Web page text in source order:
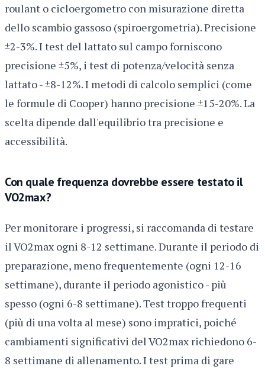
roulant o cicloergometro con misurazione diretta
dello scambio gassoso (spiroergometria). Precisione
±2-3%. I test del lattato sul campo forniscono
precisione ±5%, i test di potenza/velocità senza
lattato - ±8-12%. I metodi di calcolo semplici (come
le formule di Cooper) hanno precisione ±15-20%. La
scelta dipende dall'equilibrio tra precisione e
accessibilità.
Con quale frequenza dovrebbe essere testato il
VO2max?
Per monitorare i progressi, si raccomanda di testare
il VO2max ogni 8-12 settimane. Durante il periodo di
preparazione, meno frequentemente (ogni 12-16
settimane), durante il periodo agonistico - più
spesso (ogni 6-8 settimane). Test troppo frequenti
(più di una volta al mese) sono impratici, poiché
cambiamenti significativi del VO2max richiedono 6-
8 settimane di allenamento. I test prima di gare